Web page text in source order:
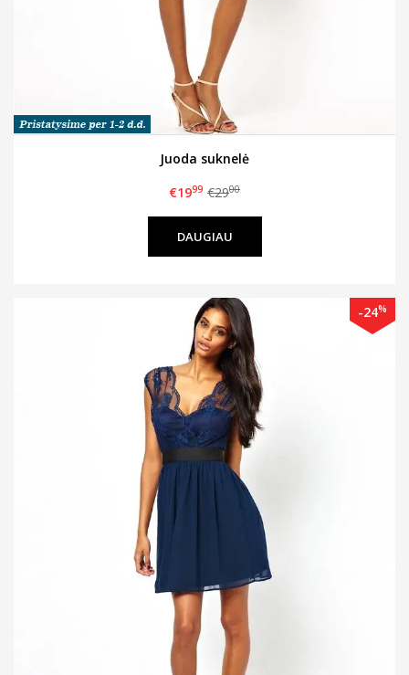
Juoda suknelė
€1999 €2900
DAUGIAU
-24%